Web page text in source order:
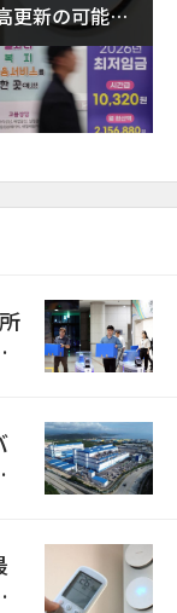
更新の可能性